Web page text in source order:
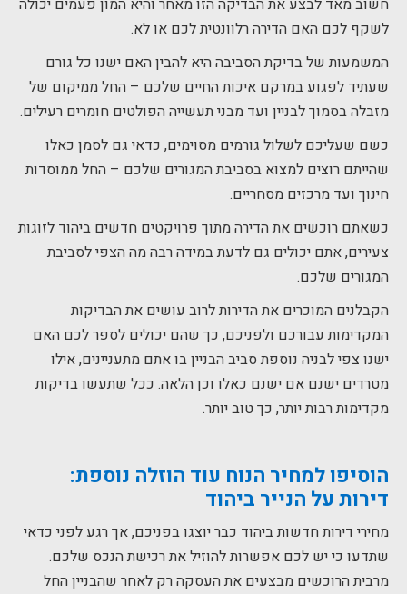
חשוב מאד לבצע את הבדיקה הזו מאחר והיא המון פעמים יכולה
לשקף לכם האם הדירה רלוונטית לכם או לא.
המשמעות של בדיקת הסביבה היא להבין האם ישנו כל גורם
שעתיד לפגוע במרקם איכות החיים שלכם – החל ממיקום של
מזבלה בסמוך לבניין ועד מבני תעשייה הפולטים חומרים רעילים.
כשם שעליכם לשלול גורמים מסוימים, כדאי גם לסמן כאלו
שהייתם רוצים למצוא בסביבת המגורים שלכם – החל ממוסדות
חינוך ועד מרכזים מסחריים.
כשאתם רוכשים את הדירה מתוך פרויקטים חדשים ביהוד לזוגות
צעירים, אתם יכולים גם לדעת במידה רבה מה הצפי לסביבת
המגורים שלכם.
הקבלנים המוכרים את הדירות לרוב עושים את הבדיקות
המקדימות עבורכם ולפניכם, כך שהם יכולים לספר לכם האם
ישנו צפי לבניה נוספת סביב הבניין בו אתם מתעניינים, אילו
מטרדים ישנם אם ישנם כאלו וכן הלאה. ככל שתעשו בדיקות
מקדימות רבות יותר, כך טוב יותר.
הוסיפו למחיר הנוח עוד הוזלה נוספת:
דירות על הנייר ביהוד
מחירי דירות חדשות ביהוד כבר יוצגו בפניכם, אך רגע לפני כדאי
שתדעו כי יש לכם אפשרות להוזיל את רכישת הנכס שלכם.
מרבית הרוכשים מבצעים את העסקה רק לאחר שהבניין החל